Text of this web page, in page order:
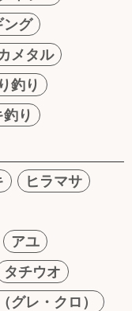
ング
メタル
釣り
り
ヒラマサ
アユ
タチウオ
グレ・クロ）